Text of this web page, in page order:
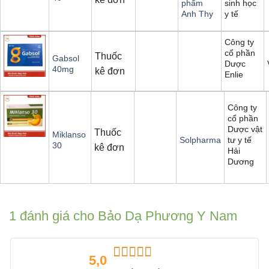
phẩm
Anh Thy
sinh học
y tế
Gabsol
40mg
Thuốc
kê đơn
Công ty
cổ phần
Dược
Enlie
Miklanso
30
Thuốc
kê đơn
Solpharma
Công ty
cổ phần
Dược vật
tư y tế
Hải
Dương
1 đánh giá cho Bảo Dạ Phương Y Nam
5,0